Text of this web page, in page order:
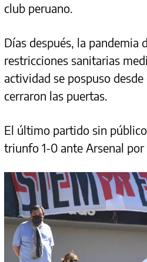
club peruano.
Días después, la pandemia
restricciones sanitarias
actividad se pospuso
cerraron las puertas.
El último partido sin
triunfo 1-0 ante Arsenal